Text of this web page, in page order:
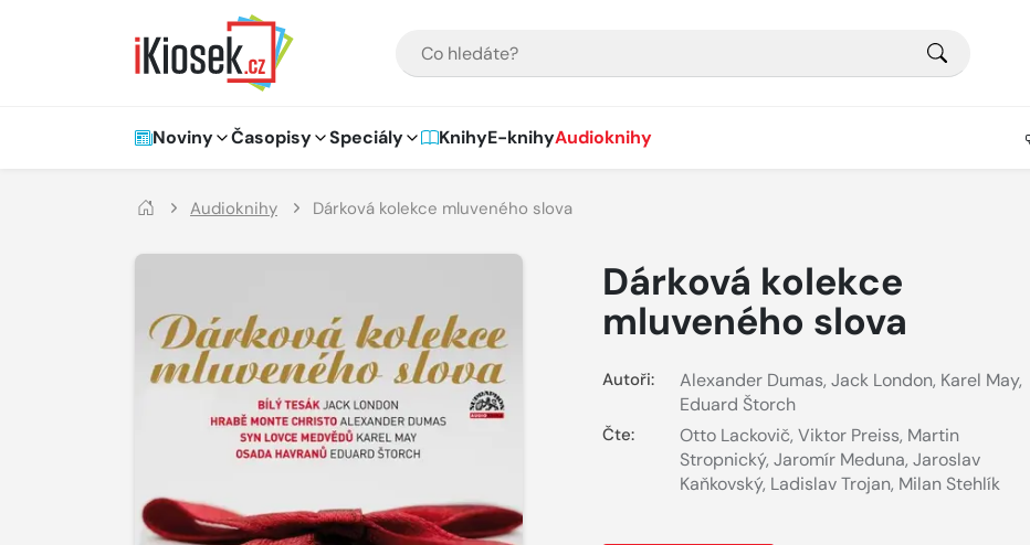
Hlavní navigace
Noviny Časopisy Speciály KnihyE-knihyAudioknihy
Audioknihy Dárková kolekce mluveného slova
Dárková kolekce
mluveného slova
Autoři: Alexander Dumas, Jack London, Karel May,
Eduard Štorch
Čte: Otto Lackovič, Viktor Preiss, Martin
Stropnický, Jaromír Meduna, Jaroslav
Kaňkovský, Ladislav Trojan, Milan Stehlík